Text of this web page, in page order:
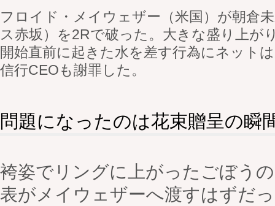
フロイド・メイウェザー（米国）が朝倉
ス赤坂）を2Rで破った。大きな盛り上が
開始直前に起きた水を差す行為にネット
信行CEOも謝罪した。
問題になったのは花束贈呈の瞬
袴姿でリングに上がったごぼう
表がメイウェザーへ渡すはずだ